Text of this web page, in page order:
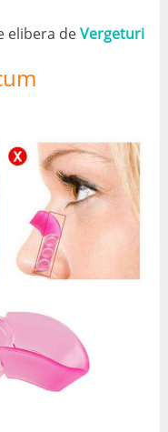
elibera deVergeturi